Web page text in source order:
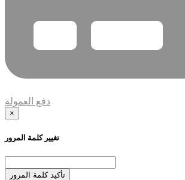
دفع العمولة
×
تغيير كلمة المرور
تأكيد كلمة المرور